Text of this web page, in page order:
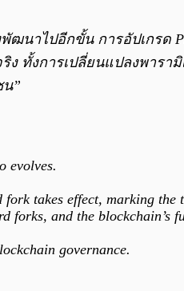
พัฒนาไปอีกขั้น การอัปเกรด
ง ทั้งการเปลี่ยนแปลงพารา
”
evolves.
fork takes effect, marking
forks, and the blockchain’s
governance.